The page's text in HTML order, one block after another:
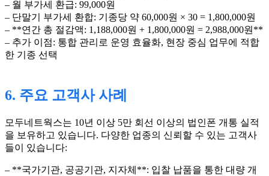
– 월 부가세 환급: 99,000원
– 단말기 부가세 환합: 기종당 약 60,000원 × 30 = 1,800,000원
– **연간 총 절감액: 1,188,000원 + 1,800,000원 = 2,988,000원**
– 추가 이점: 통합 관리로 운영 효율화, 현장 중심 업무에 적합
한 기종 선택
6. 주요 고객사 사례
모두네트웍스는 10년 이상 5만 회선 이상의 법인폰 개통 실적
을 보유하고 있습니다. 다양한 업종의 신뢰할 수 있는 고객사
들이 있습니다:
– **국가기관, 공공기관, 지자체**: 입찰 납품을 통한 대량 개